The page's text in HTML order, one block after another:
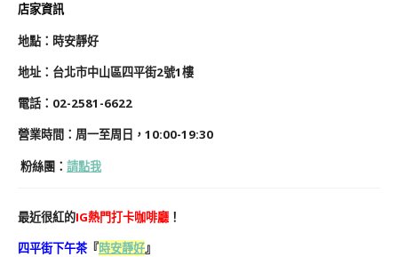
店家資訊
地點：時安靜好
地址： 台北市中山區四平街2號1樓
電話：02-2581-6622
營業時間：周一至周日，10:00-19:30
粉絲團 ： 請點我
最近很紅的IG熱門打卡咖啡廳 ！
四平街下午茶『時安靜好』